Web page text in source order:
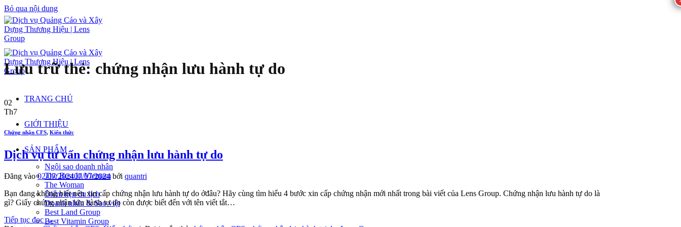
Bỏ qua nội dung
TRANG CHỦ
GIỚI THIỆU
SẢN PHẨM
Ngôi sao doanh nhân
The Best In Vietnam
The Woman
Điểm hẹn du lịch
Doanh nhân & Sao việt
Best Land Group
Best Vitamin Group
Lưu trữ thẻ: chứng nhận lưu hành tự do
02
Th7
Chứng nhận CFS, Kiến thức
Dịch vụ tư vấn chứng nhận lưu hành tự do
Đăng vào02/07/202407/07/2024 bởi quantri
Bạn đang không biết nên xin cấp chứng nhận lưu hành tự do ởđâu? Hãy cùng tìm hiểu 4 bước xin cấp chứng nhận mới nhất trong bài viết của Lens Group. Chứng nhận lưu hành tự do là
gì? Giấy chứng nhận lưu hành tự do còn được biết đến với tên viết tắt…
Tiếp tục đọc→